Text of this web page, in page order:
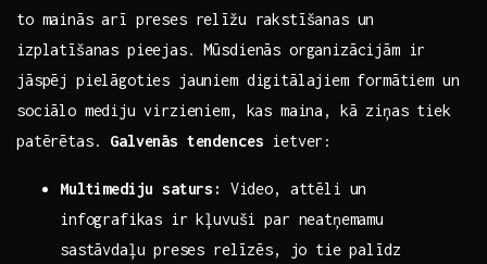
to ‍mainās arī preses relīžu rakstīšanas un​
izplatīšanas pieejas. Mūsdienās organizācijām ir
jāspēj pielāgoties‌ jauniem digitālajiem⁤ formātiem‍ un⁢
sociālo mediju ⁢virzieniem, kas maina, kā ziņas tiek
patērētas. Galvenās tendences ietver:
Multimediju saturs:
Video, attēli un‍
infografikas ir​ kļuvuši par neatņemamu
sastāvdaļu⁤ preses relīzēs, jo tie palīdz